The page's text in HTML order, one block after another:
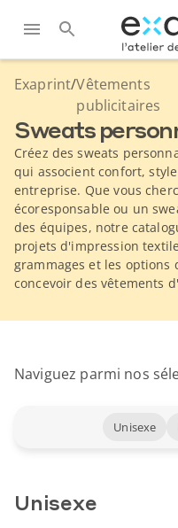
Exaprint/Vêtements
publicitaires
Sweats
Créez des sweats
qui associent confort,
entreprise. Que vous
écoresponsable ou un
des équipes, notre
projets d'impression
grammages et les
concevoir des vêtements
Naviguez parmi nos
Unisexe
Unisexe